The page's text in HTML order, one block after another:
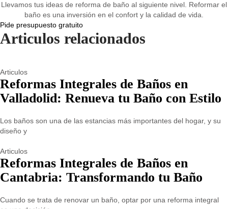
Llevamos tus ideas de reforma de baño al siguiente nivel. Reformar el
baño es una inversión en el confort y la calidad de vida.
Pide presupuesto gratuito
Articulos relacionados
Articulos
Reformas Integrales de Baños en
Valladolid: Renueva tu Baño con Estilo
Los baños son una de las estancias más importantes del hogar, y su
diseño y
Articulos
Reformas Integrales de Baños en
Cantabria: Transformando tu Baño
Cuando se trata de renovar un baño, optar por una reforma integral